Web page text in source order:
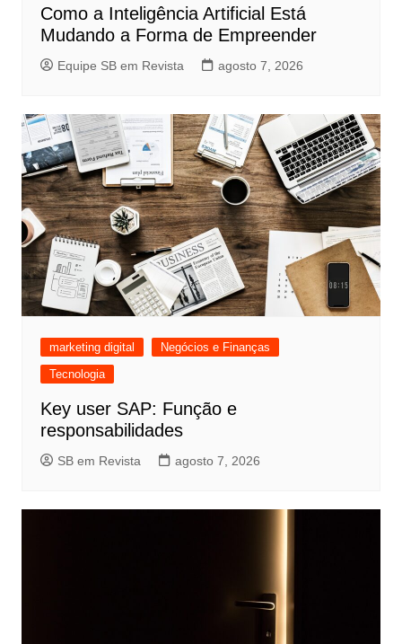
Como a Inteligência Artificial Está
Mudando a Forma de Empreender
Equipe SB em Revista agosto 7, 2026
marketing digital
Negócios e Finanças
Tecnologia
Key user SAP: Função e
responsabilidades
SB em Revista agosto 7, 2026